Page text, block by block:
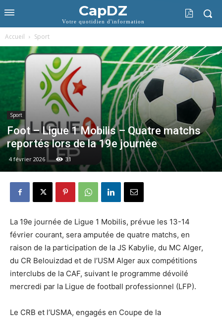
CapDZ
Votre quotidien d'information
Accueil Sport
Sport
Foot – Ligue 1 Mobilis – Quatre matchs
reportés lors de la 19e journée
4 février 2026 31
La 19e journée de Ligue 1 Mobilis, prévue les 13-14
février courant, sera amputée de quatre matchs, en
raison de la participation de la JS Kabylie, du MC Alger,
du CR Belouizdad et de l’USM Alger aux compétitions
interclubs de la CAF, suivant le programme dévoilé
mercredi par la Ligue de football professionnel (LFP).
Le CRB et l’USMA, engagés en Coupe de la